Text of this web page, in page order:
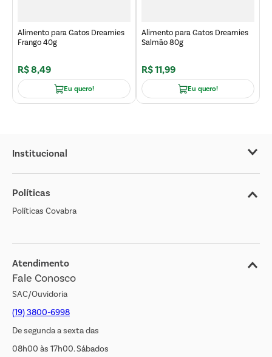
Alimento para Gatos Dreamies
Frango 40g
R$8,49
Eu quero!
Alimento para Gatos Dreamies
Salmão 80g
R$11,99
Eu quero!
Institucional
Sobre o Covabra
Nossas Lojas
Cliente Bem Estar
Jornal de Ofertas
Transparência Salarial
Políticas
Políticas Covabra
Atendimento
Fale Conosco
SAC/Ouvidoria
(19) 3800-6998
De segunda a sexta das
08h00 às 17h00. Sábados